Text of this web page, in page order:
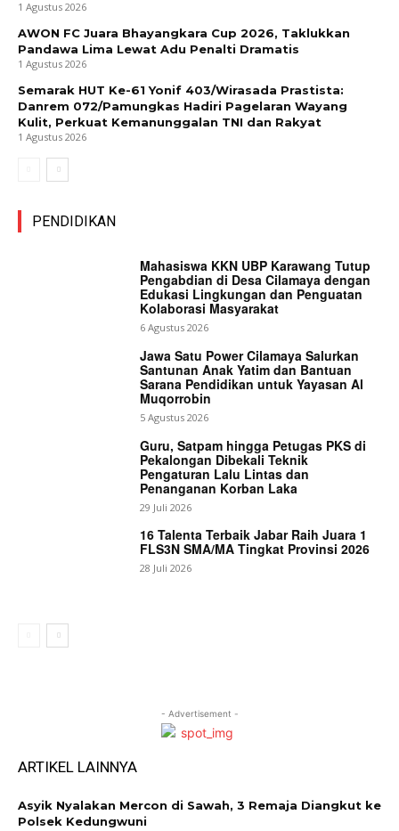
1 Agustus 2026
AWON FC Juara Bhayangkara Cup 2026, Taklukkan
Pandawa Lima Lewat Adu Penalti Dramatis
1 Agustus 2026
Semarak HUT Ke-61 Yonif 403/Wirasada Prastista:
Danrem 072/Pamungkas Hadiri Pagelaran Wayang
Kulit, Perkuat Kemanunggalan TNI dan Rakyat
1 Agustus 2026
PENDIDIKAN
Mahasiswa KKN UBP Karawang Tutup
Pengabdian di Desa Cilamaya dengan
Edukasi Lingkungan dan Penguatan
Kolaborasi Masyarakat
6 Agustus 2026
Jawa Satu Power Cilamaya Salurkan
Santunan Anak Yatim dan Bantuan
Sarana Pendidikan untuk Yayasan Al
Muqorrobin
5 Agustus 2026
Guru, Satpam hingga Petugas PKS di
Pekalongan Dibekali Teknik
Pengaturan Lalu Lintas dan
Penanganan Korban Laka
29 Juli 2026
16 Talenta Terbaik Jabar Raih Juara 1
FLS3N SMA/MA Tingkat Provinsi 2026
28 Juli 2026
- Advertisement -
ARTIKEL LAINNYA
Asyik Nyalakan Mercon di Sawah, 3 Remaja Diangkut ke
Polsek Kedungwuni